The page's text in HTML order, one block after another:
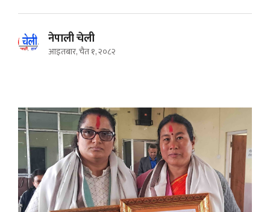
नेपाली चेली
आइतबार, चैत १, २०८२